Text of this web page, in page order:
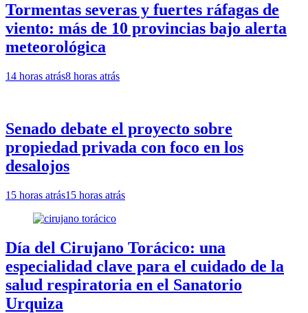
Tormentas severas y fuertes ráfagas de
viento: más de 10 provincias bajo alerta
meteorológica
14 horas atrás8 horas atrás
Senado debate el proyecto sobre
propiedad privada con foco en los
desalojos
15 horas atrás15 horas atrás
Día del Cirujano Torácico: una
especialidad clave para el cuidado de la
salud respiratoria en el Sanatorio
Urquiza